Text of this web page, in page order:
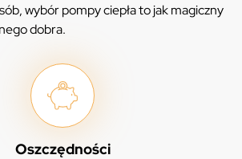
wybór pompy ciepła to jak magiczny
dobra.
Oszczędności